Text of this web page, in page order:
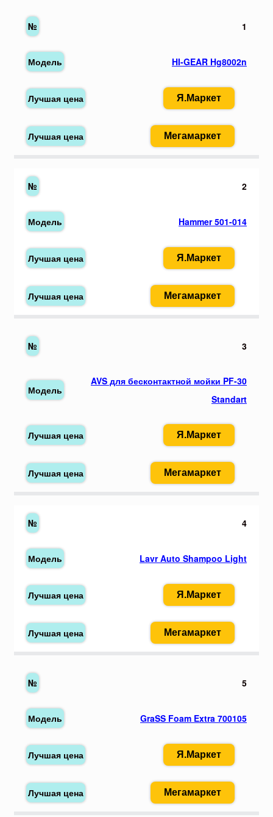
1
HI-GEAR Hg8002n
Я.Маркет
Мегамаркет
2
Hammer 501-014
Я.Маркет
Мегамаркет
3
AVS для бесконтактной мойки PF-30
Standart
Я.Маркет
Мегамаркет
4
Lavr Auto Shampoo Light
Я.Маркет
Мегамаркет
5
GraSS Foam Extra 700105
Я.Маркет
Мегамаркет